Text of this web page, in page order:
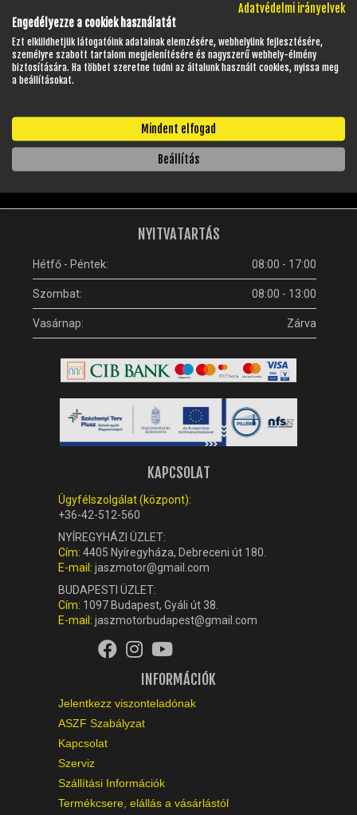
LEGUTÓBB MEGTEKINTETT TERMÉKEIM
Ezelőtt még nem tekintett meg egyetlen terméket sem.
GYAKRAN ISMÉTELT KÉRDÉSEK
NYITVATARTÁS
Hétfő - Péntek: 08:00 - 17:00
Szombat: 08:00 - 13:00
Vasárnap: Zárva
KAPCSOLAT
Ügyfélszolgálat (központ):
+36-42-512-560
NYÍREGYHÁZI ÜZLET:
Cím: 4405 Nyíregyháza, Debreceni út 180.
E-mail: jaszmotor@gmail.com
BUDAPESTI ÜZLET:
Cím: 1097 Budapest, Gyáli út 38.
E-mail: jaszmotorbudapest@gmail.com
INFORMÁCIÓK
Jelentkezz viszonteladónak
ASZF Szabályzat
Kapcsolat
Szerviz
Szállítási Információk
Termékcsere, elállás a vásárlástól
Adatvédelmi irányelvek
Engedélyezze a cookiek használatát
Ezt elküldhetjük látogatóink adatainak elemzésére, webhelyünk fejlesztésére,
személyre szabott tartalom megjelenítésére és nagyszerű webhely-élmény
biztosítására. Ha többet szeretne tudni az általunk használt cookies, nyissa meg
a beállításokat.
Mindent elfogad
Beállítás